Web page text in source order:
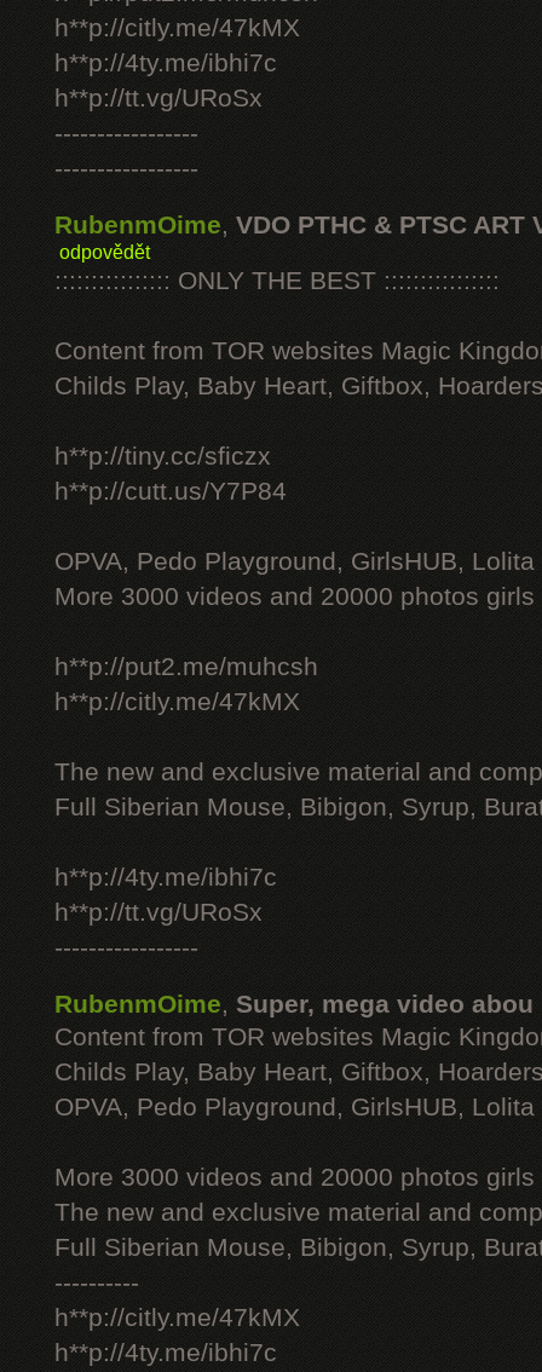
h**p://citly.me/47kMX
h**p://4ty.me/ibhi7c
h**p://tt.vg/URoSx
-----------------
-----------------
RubenmOime, VDO PTHC & PTSC ART
odpovědět
:::::::::::::::: ONLY THE BEST ::::::::::::::::
Content from TOR websites Magic
Childs Play, Baby Heart, Giftbox,
h**p://tiny.cc/sficzx
h**p://cutt.us/Y7P84
OPVA, Pedo Playground, GirlsHUB, Lolita
More 3000 videos and 20000 photos
h**p://put2.me/muhcsh
h**p://citly.me/47kMX
The new and exclusive material and
Full Siberian Mouse, Bibigon, Syrup,
h**p://4ty.me/ibhi7c
h**p://tt.vg/URoSx
-----------------
RubenmOime, Super, mega video abou
Content from TOR websites Magic
Childs Play, Baby Heart, Giftbox,
OPVA, Pedo Playground, GirlsHUB, Lolita
More 3000 videos and 20000 photos
The new and exclusive material and
Full Siberian Mouse, Bibigon, Syrup,
----------
h**p://citly.me/47kMX
h**p://4ty.me/ibhi7c